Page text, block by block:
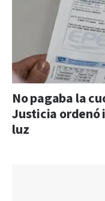
No pagaba la
Justicia ordenó
luz